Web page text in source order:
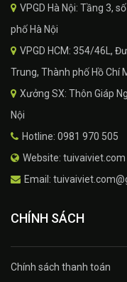
VPGD Hà Nội: Tầng 3,
phố Hà Nội
VPGD HCM: 354/46L,
Trung, Thành phố Hồ Chí
Xưởng SX: Thôn Giáp
Nội
Hotline: 0981 970 505
Website: tuivaiviet.com
Email:
CHÍNH SÁCH
Chính sách thanh toán